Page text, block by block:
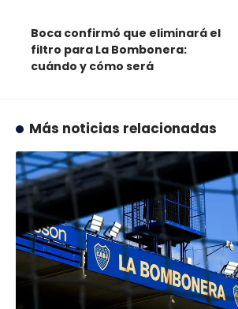
Boca confirmó que eliminará el
filtro para La Bombonera:
cuándo y cómo será
Más noticias relacionadas